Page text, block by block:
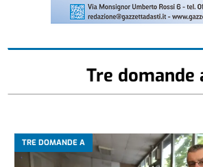
Tre domande
TRE DOMANDE A